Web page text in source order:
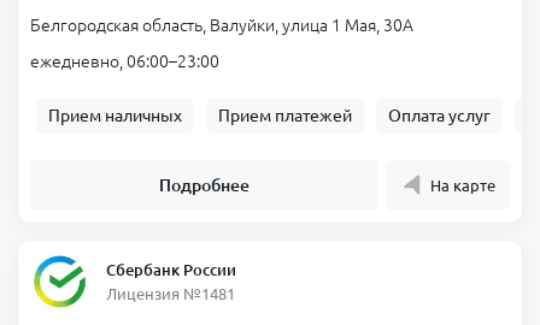
Белгородская область, Валуйки, улица 1 Мая, 30А
ежедневно, 06:00–23:00
Прием наличных Прием платежей Оплата услуг
Подробнее На карте
Сбербанк России
Лицензия №1481